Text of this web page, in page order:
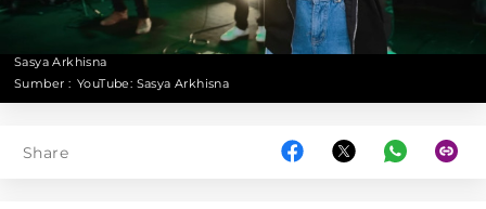
Sasya Arkhisna
Sumber : YouTube: Sasya Arkhisna
Share